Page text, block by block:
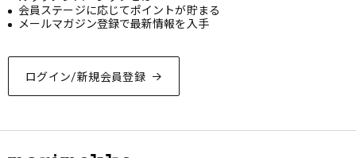
ログイン/新規会員登録
会員ステージに応じてポイントが貯まる
メールマガジン登録で最新情報を入手